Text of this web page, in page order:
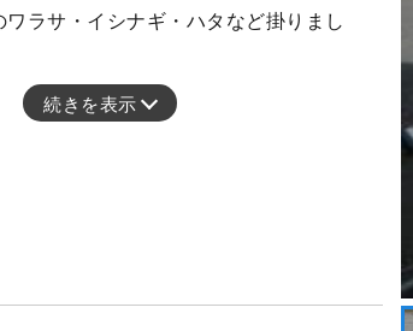
ラサ・イシナギ・ハタなど掛りまし
続きを表示